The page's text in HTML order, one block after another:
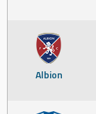
Albion